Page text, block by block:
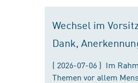
Wechsel im
Dank,
( 2026-07-06 ) Im
Themen vor allem